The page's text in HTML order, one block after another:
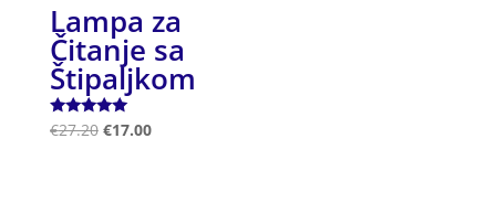
Lampa za
Čitanje sa
Štipaljkom
Ocjenjeno
5.00
€27.20 €17.00